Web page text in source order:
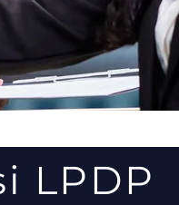
LPDP